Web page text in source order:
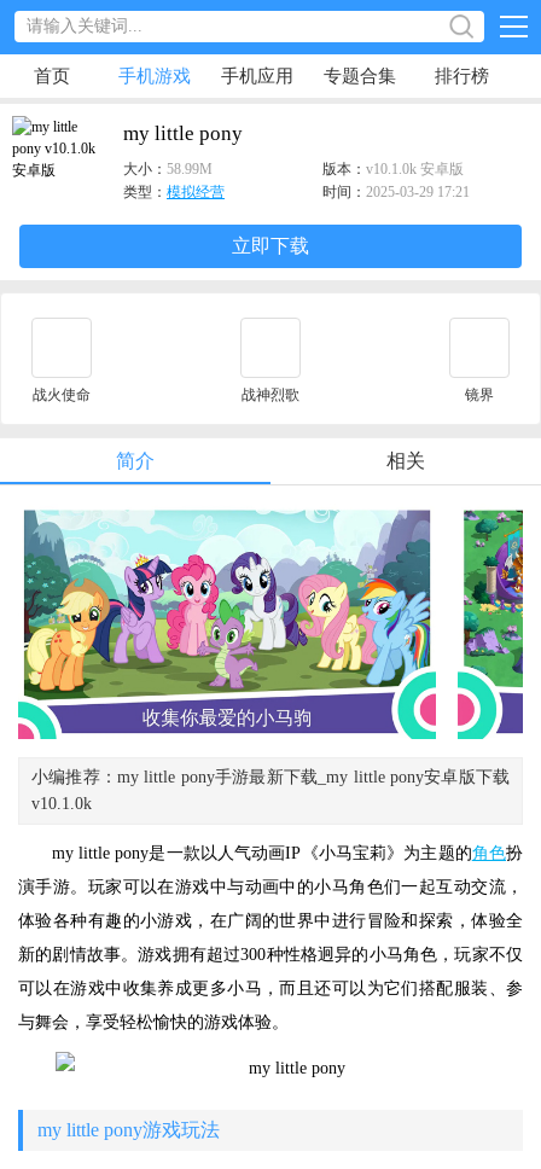
首页 手机游戏 手机应用 专题合集 排行榜
my little pony
大小： 58.99M 版本： v10.1.0k 安卓版
类型： 模拟经营 时间： 2025-03-29 17:21
立即下载
战火使命 战神烈歌 镜界
简介 相关
小编推荐：my little pony手游最新下载_my little pony安卓版下载
v10.1.0k
my little pony是一款以人气动画IP《小马宝莉》为主题的角色扮
演手游。玩家可以在游戏中与动画中的小马角色们一起互动交流，
体验各种有趣的小游戏，在广阔的世界中进行冒险和探索，体验全
新的剧情故事。游戏拥有超过300种性格迥异的小马角色，玩家不仅
可以在游戏中收集养成更多小马，而且还可以为它们搭配服装、参
与舞会，享受轻松愉快的游戏体验。
my little pony游戏玩法